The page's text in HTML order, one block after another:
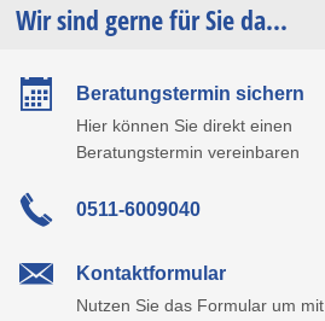
Wir sind gerne für Sie da...
Beratungstermin sichern
Hier können Sie direkt einen
Beratungstermin vereinbaren
0511-6009040
Kontaktformular
Nutzen Sie das Formular um mit